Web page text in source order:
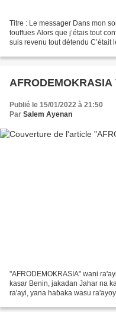
Titre : Le messager Dans mon
touffues Alors que j’étais tout
suis revenu tout détendu C’était
Publié le 15/01/2022 à 21:50
Par Salem Ayenan
"AFRODEMOKRASIA" wani
kasar Benin, jakadan Jahar na
ra'ayi, yana haɓaka wasu